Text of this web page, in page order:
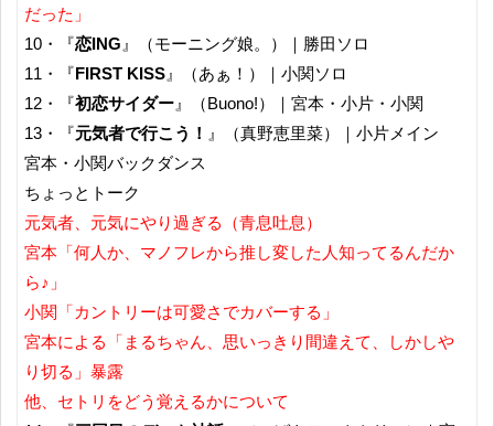
だった」
10・『恋ING 』（モーニング娘。）｜勝田ソロ
11・『FIRST KISS 』（あぁ！）｜小関ソロ
12・『初恋サイダー 』（Buono!）｜宮本・小片・小関
13・『元気者で行こう！ 』（真野恵里菜）｜小片メイン
宮本・小関バックダンス
ちょっとトーク
元気者、元気にやり過ぎる（青息吐息）
宮本「何人か、マノフレから推し変した人知ってるんだか
ら♪」
小関「カントリーは可愛さでカバーする」
宮本による「まるちゃん、思いっきり間違えて、しかしや
り切る」暴露
他、セトリをどう覚えるかについて